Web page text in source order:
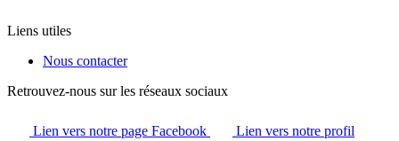
Liens utiles
Nous contacter
Retrouvez-nous sur les réseaux sociaux
Lien vers notre page Facebook Lien vers notre profil